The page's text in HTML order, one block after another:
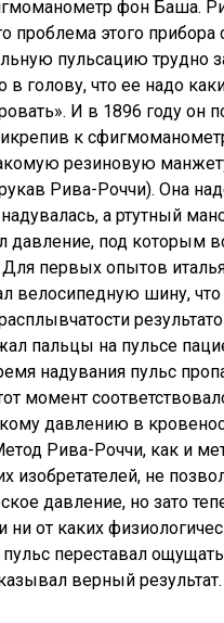
фон Баша.
проблема этого прибора
пульсацию трудно
в голову, что ее надо
И в 1896 году он
к
резиновую
Рива-Роччи). Она
а ртутный
давление, под которым
первых опытов
велосипедную шину,
пальцы на пульсе
надувания пульс
момент
давлению в
Рива-Роччи, как и
изобретателей, не
давление, но зато
ни от каких
переставал
верный результат.